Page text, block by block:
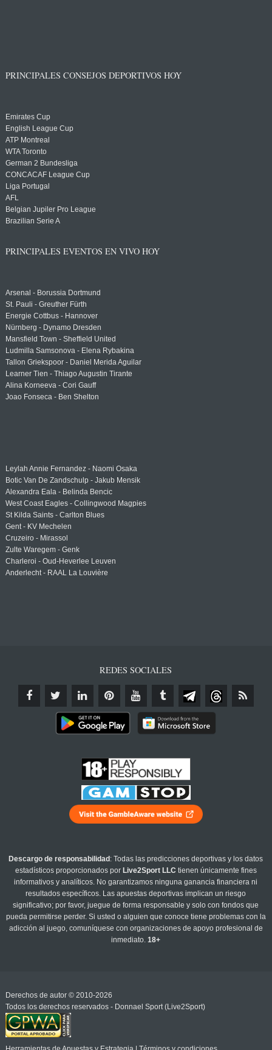
PRINCIPALES CONSEJOS DEPORTIVOS HOY
Emirates Cup
English League Cup
ATP Montreal
WTA Toronto
German 2 Bundesliga
CONCACAF League Cup
Liga Portugal
AFL
Belgian Jupiler Pro League
Brazilian Serie A
PRINCIPALES EVENTOS EN VIVO HOY
Arsenal - Borussia Dortmund
St. Pauli - Greuther Fürth
Energie Cottbus - Hannover
Nürnberg - Dynamo Dresden
Mansfield Town - Sheffield United
Ludmilla Samsonova - Elena Rybakina
Tallon Griekspoor - Daniel Merida Aguilar
Learner Tien - Thiago Augustin Tirante
Alina Korneeva - Cori Gauff
Joao Fonseca - Ben Shelton
Leylah Annie Fernandez - Naomi Osaka
Botic Van De Zandschulp - Jakub Mensik
Alexandra Eala - Belinda Bencic
West Coast Eagles - Collingwood Magpies
St Kilda Saints - Carlton Blues
Gent - KV Mechelen
Cruzeiro - Mirassol
Zulte Waregem - Genk
Charleroi - Oud-Heverlee Leuven
Anderlecht - RAAL La Louvière
REDES SOCIALES
Descargo de responsabilidad : Todas las predicciones deportivas y los datos
estadísticos proporcionados por Live2Sport LLC tienen únicamente fines
informativos y analíticos. No garantizamos ninguna ganancia financiera ni
resultados específicos. Las apuestas deportivas implican un riesgo
significativo; por favor, juegue de forma responsable y solo con fondos que
pueda permitirse perder. Si usted o alguien que conoce tiene problemas con la
adicción al juego, comuníquese con organizaciones de apoyo profesional de
inmediato.18+
Derechos de autor © 2010-2026
Todos los derechos reservados - Donnael Sport (Live2Sport)